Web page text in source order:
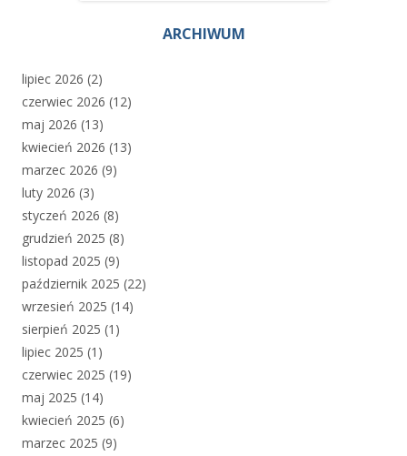
ARCHIWUM
lipiec 2026 (2)
czerwiec 2026 (12)
maj 2026 (13)
kwiecień 2026 (13)
marzec 2026 (9)
luty 2026 (3)
styczeń 2026 (8)
grudzień 2025 (8)
listopad 2025 (9)
październik 2025 (22)
wrzesień 2025 (14)
sierpień 2025 (1)
lipiec 2025 (1)
czerwiec 2025 (19)
maj 2025 (14)
kwiecień 2025 (6)
marzec 2025 (9)